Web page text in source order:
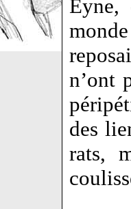
n’ont
des
rats,